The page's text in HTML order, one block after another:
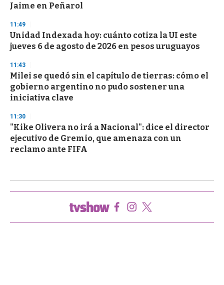
Jaime en Peñarol
11:49
Unidad Indexada hoy: cuánto cotiza la UI este
jueves 6 de agosto de 2026 en pesos uruguayos
11:43
Milei se quedó sin el capítulo de tierras: cómo el
gobierno argentino no pudo sostener una
iniciativa clave
11:30
"Kike Olivera no irá a Nacional": dice el director
ejecutivo de Gremio, que amenaza con un
reclamo ante FIFA